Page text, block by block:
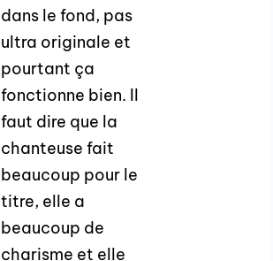
dans le fond, pas
ultra originale et
pourtant ça
fonctionne bien. Il
faut dire que la
chanteuse fait
beaucoup pour le
titre, elle a
beaucoup de
charisme et elle